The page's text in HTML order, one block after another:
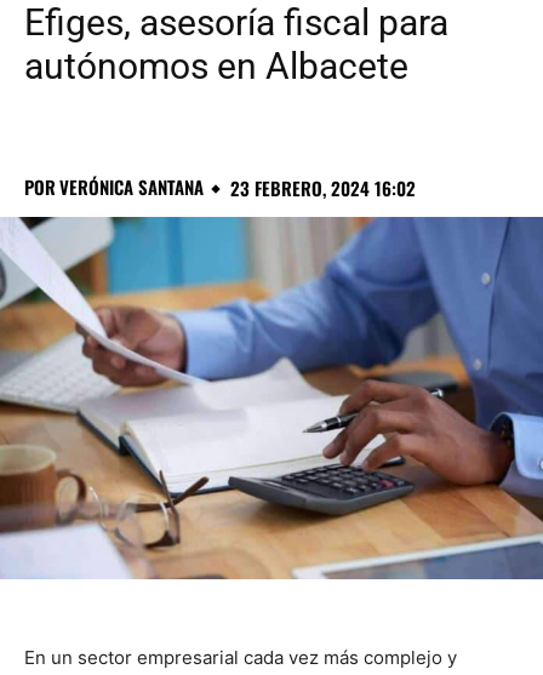
Efiges, asesoría fiscal para
autónomos en Albacete
PORVERÓNICA SANTANA 23 FEBRERO, 2024 16:02
En un sector empresarial cada vez más complejo y